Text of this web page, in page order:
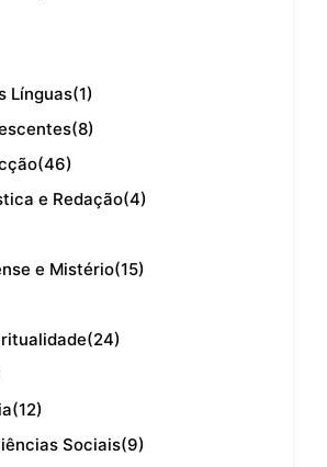
Línguas(1)
(8)
(46)
e Redação(4)
e Mistério(15)
(24)
(12)
Sociais(9)